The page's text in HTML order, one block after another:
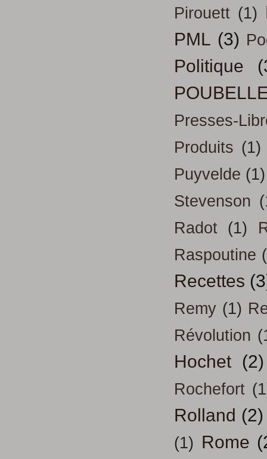
Pirouett (1)
PML (3)
Politique
Presses-
Produits (1)
Puyvelde (1)
Stevenson
Radot (1)
Raspoutine
Recettes
Remy (1)
Révolution
Hochet (2)
Rochefort
Rolland (2)
(1) Rome